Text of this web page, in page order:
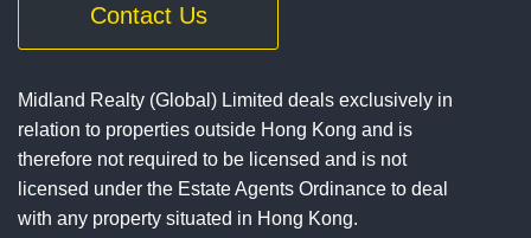
Contact Us
Midland Realty (Global) Limited deals exclusively in
relation to properties outside Hong Kong and is
therefore not required to be licensed and is not
licensed under the Estate Agents Ordinance to deal
with any property situated in Hong Kong.